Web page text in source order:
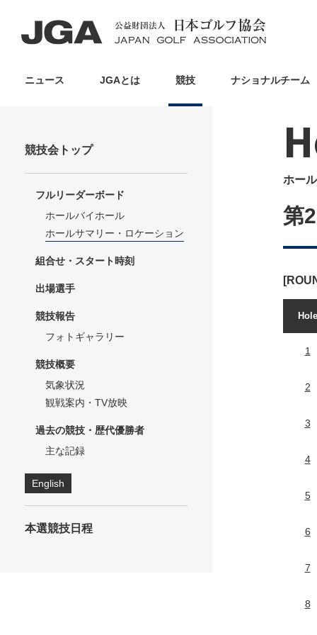
ニュース JGAとは 競技 ナショナルチーム
ホー
第
Hole
1
2
3
4
5
6
7
8
競技会トップ
フルリーダーボード
ホールバイホール
ホールサマリー・ロケーション
組合せ・スタート時刻
出場選手
競技報告
フォトギャラリー
競技概要
気象状況
観戦案内・TV放映
過去の競技・歴代優勝者
主な記録
English
本選競技日程